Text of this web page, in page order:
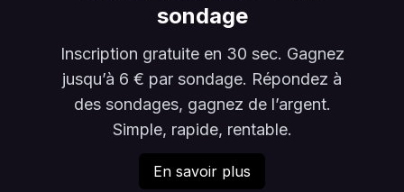
sondage
Inscription gratuite en 30 sec. Gagnez
jusqu’à 6 € par sondage. Répondez à
des sondages, gagnez de l’argent.
Simple, rapide, rentable.
En savoir plus